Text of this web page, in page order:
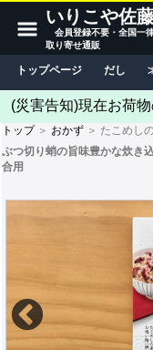
いりこや佐
会員登録不要・全国一
取り寄せ通販
トップページ だし
(災害告知)現在お荷
トップ＞ おかず ＞ たこめし
ぶつ切り蛸の旨味豊かな炊き
合用